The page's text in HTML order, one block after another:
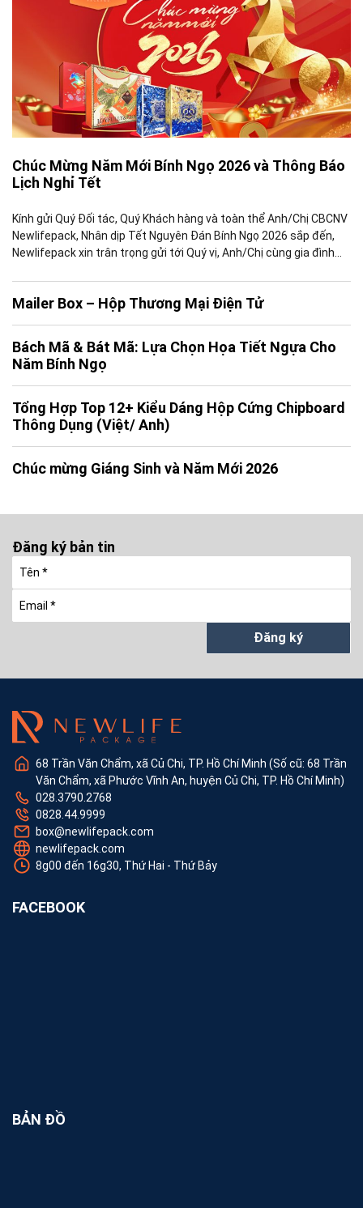
Chúc Mừng Năm Mới Bính Ngọ 2026 và Thông Báo
Lịch Nghỉ Tết
Kính gửi Quý Đối tác, Quý Khách hàng và toàn thể Anh/Chị CBCNV
Newlifepack, Nhân dịp Tết Nguyên Đán Bính Ngọ 2026 sắp đến,
Newlifepack xin trân trọng gửi tới Quý vị, Anh/Chị cùng gia đình
vì sự tin tưởng, đồng […]
Mailer Box – Hộp Thương Mại Điện Tử
Bách Mã & Bát Mã: Lựa Chọn Họa Tiết Ngựa Cho
Năm Bính Ngọ
Tổng Hợp Top 12+ Kiểu Dáng Hộp Cứng Chipboard
Thông Dụng (Việt/ Anh)
Chúc mừng Giáng Sinh và Năm Mới 2026
Đăng ký bản tin
Đăng ký
68 Trần Văn Chẩm, xã Củ Chi, TP. Hồ Chí Minh (Số cũ: 68 Trần
Văn Chẩm, xã Phước Vĩnh An, huyện Củ Chi, TP. Hồ Chí Minh)
028.3790.2768
0828.44.9999
box@newlifepack.com
newlifepack.com
8g00 đến 16g30, Thứ Hai - Thứ Bảy
FACEBOOK
BẢN ĐỒ